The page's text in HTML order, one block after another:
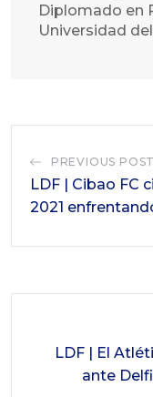
Diplomado en
Universidad
PREVIOUS POST
LDF | Cibao FC
2021
LDF | El
ante